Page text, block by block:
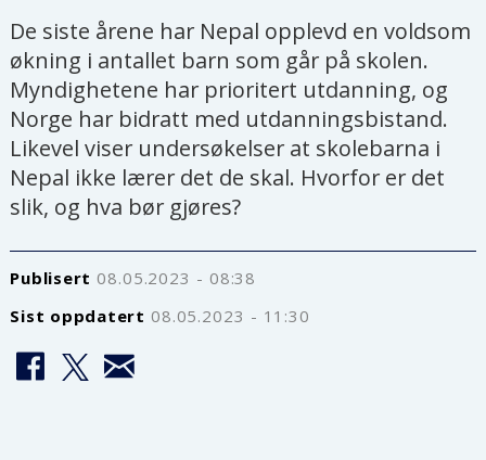
De siste årene har Nepal opplevd en voldsom
økning i antallet barn som går på skolen.
Myndighetene har prioritert utdanning, og
Norge har bidratt med utdanningsbistand.
Likevel viser undersøkelser at skolebarna i
Nepal ikke lærer det de skal. Hvorfor er det
slik, og hva bør gjøres?
Publisert
08.05.2023 - 08:38
Sist oppdatert
08.05.2023 - 11:30